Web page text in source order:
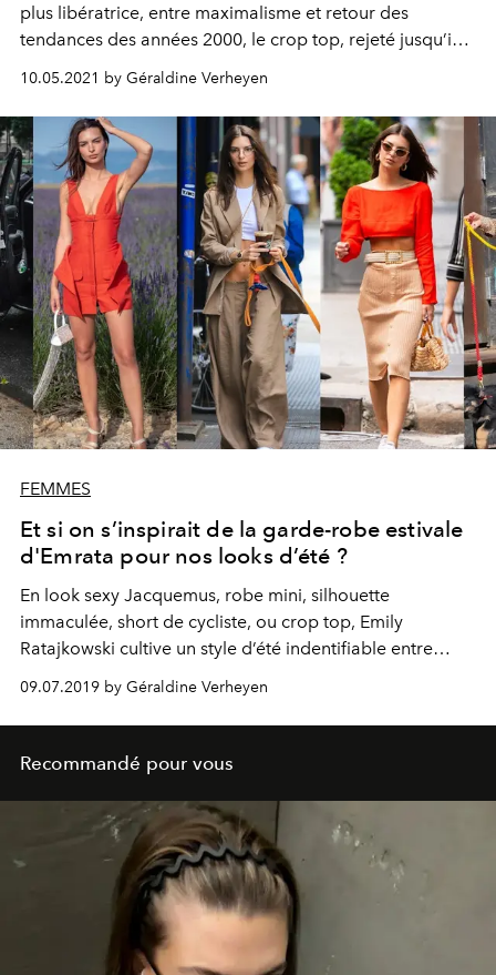
plus libératrice, entre maximalisme et retour des
tendances des années 2000, le crop top, rejeté jusqu’ici
du vestiaire masculin, fait son retour. Car ce sont bien les
hommes les premiers, qui ont hissé le crop top au rang
de tendance incontournable, dans les années 80.
10.05.2021 by Géraldine Verheyen
FEMMES
Et si on s’inspirait de la garde-robe estivale
d'Emrata pour nos looks d’été ?
En look sexy Jacquemus, robe mini, silhouette
immaculée, short de cycliste, ou crop top, Emily
Ratajkowski cultive un style d’été indentifiable entre
mille. Autant de looks pointus, dont on ferait bien de
s’inspirer cette saison.
09.07.2019 by Géraldine Verheyen
Recommandé pour vous